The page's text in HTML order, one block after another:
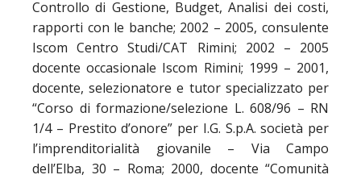
Controllo di Gestione, Budget, Analisi dei costi,
rapporti con le banche; 2002 – 2005, consulente
Iscom Centro Studi/CAT Rimini; 2002 – 2005
docente occasionale Iscom Rimini; 1999 – 2001,
docente, selezionatore e tutor specializzato per
“Corso di formazione/selezione L. 608/96 – RN
1/4 – Prestito d’onore” per I.G. S.p.A. società per
l’imprenditorialità giovanile – Via Campo
dell’Elba, 30 – Roma; 2000, docente “Comunità